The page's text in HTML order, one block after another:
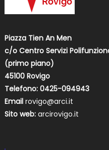
Piazza Tien An Men
c/o Centro Servizi
(primo piano)
45100 Rovigo
Telefono: 0425-094943
Email rovigo@arci.it
Sito web: arcirovigo.it